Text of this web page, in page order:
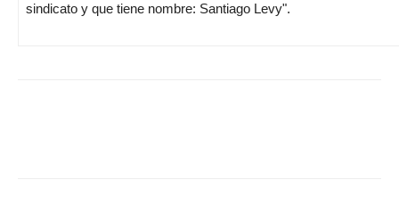
sindicato y que tiene nombre: Santiago Levy".